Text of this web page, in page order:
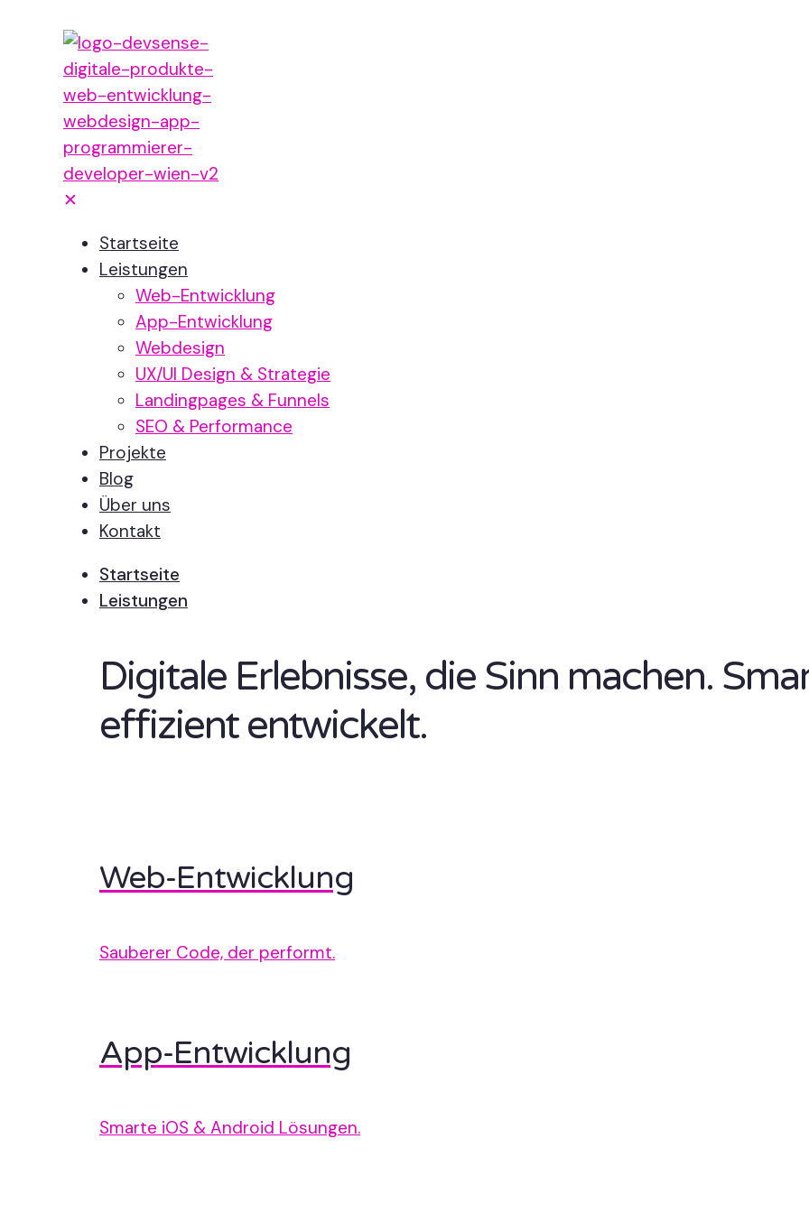
✕
Startseite
Leistungen
Web-Entwicklung
App-Entwicklung
Webdesign
UX/UI Design & Strategie
Landingpages & Funnels
SEO & Performance
Projekte
Blog
Über uns
Kontakt
Startseite
Leistungen
Digitale Erlebnisse, die Sinn machen.
effizient entwickelt.
Web-Entwicklung
Sauberer Code, der performt.
App-Entwicklung
Smarte iOS & Android Lösungen.